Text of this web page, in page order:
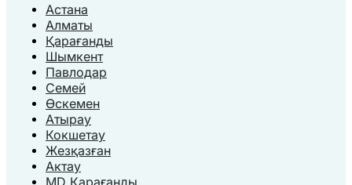
Астана
Алматы
Қарағанды
Шымкент
Павлодар
Семей
Өскемен
Атырау
Кокшетау
Жезқазған
Актау
MD Қарағанды